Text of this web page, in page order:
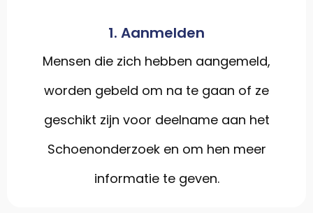
1. Aanmelden
Mensen die zich hebben aangemeld,
worden gebeld om na te gaan of ze
geschikt zijn voor deelname aan het
Schoenonderzoek en om hen meer
informatie te geven.